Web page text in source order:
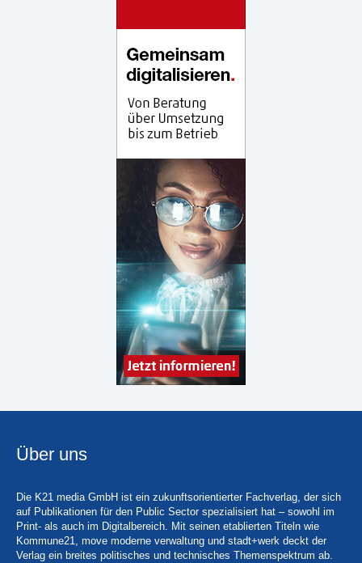
Über uns
Die K21 media GmbH ist ein zukunftsorientierter Fachverlag, der sich
auf Publikationen für den Public Sector spezialisiert hat – sowohl im
Print- als auch im Digitalbereich. Mit seinen etablierten Titeln wie
Kommune21, move moderne verwaltung und stadt+werk deckt der
Verlag ein breites politisches und technisches Themenspektrum ab.